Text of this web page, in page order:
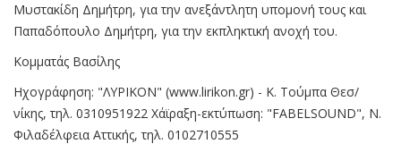
Μυστακίδη Δημήτρη, για την ανεξάντλητη υπομονή τους και
Παπαδόπουλο Δημήτρη, για την εκπληκτική ανοχή του.
Κομματάς Βασίλης
Ηχογράφηση: "ΛΥΡΙΚΟΝ" (www.lirikon.gr) - Κ. Τούμπα Θεσ/
νίκης, τηλ. 0310951922 Χάϊραξη-εκτύπωση: "FABELSOUND", Ν.
Φιλαδέλφεια Αττικής, τηλ. 0102710555